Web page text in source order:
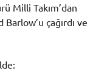
Milli Takım’dan
çağırdı ve